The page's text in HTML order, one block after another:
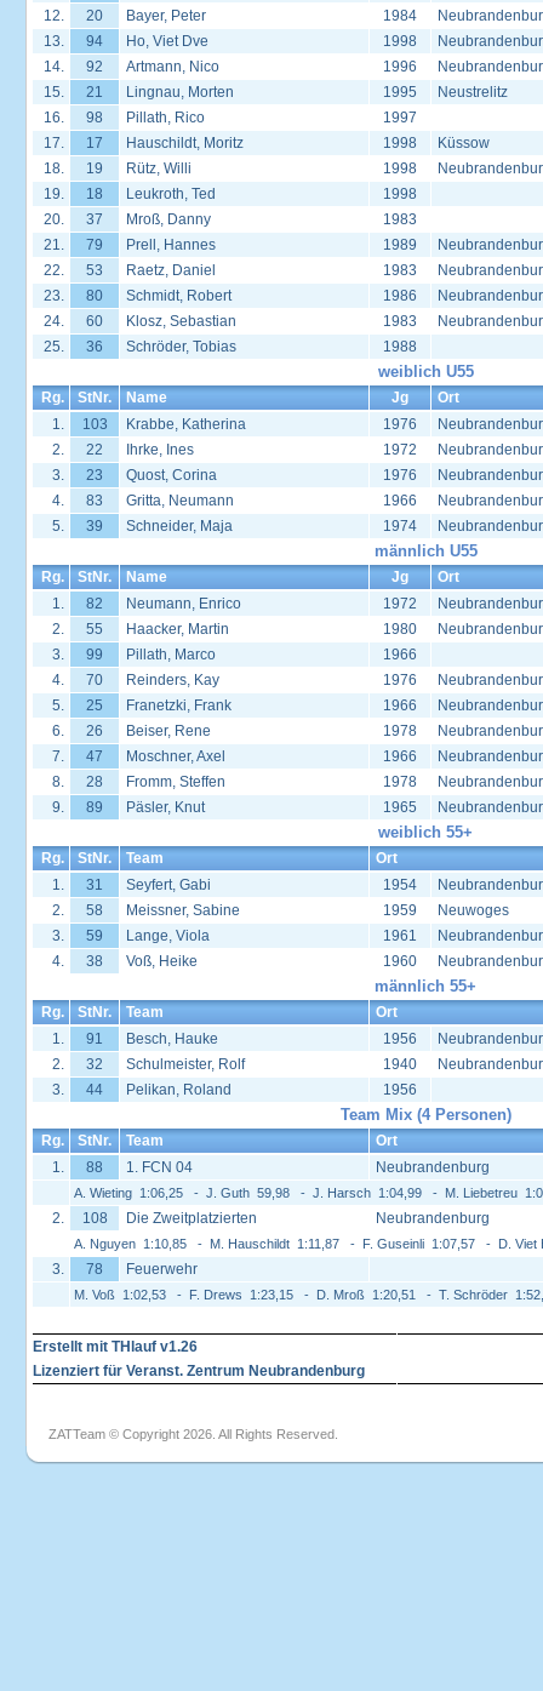
12.
20 Bayer, Peter 1984
13.
94 Ho, Viet Dve 1998
14.
92 Artmann, Nico 1996
15.
21 Lingnau, Morten 1995
Neustrelitz
16.
98 Pillath, Rico
1997
17.
17 Hauschildt, Moritz 1998
Küssow
18.
19 Rütz, Willi 1998
19.
18 Leukroth, Ted
1998
20.
37 Mroß, Danny
1983
21.
79 Prell, Hannes 1989
22.
53 Raetz, Daniel 1983
23.
80 Schmidt, Robert 1986
24.
60 Klosz, Sebastian 1983
25.
36 Schröder, Tobias 1988
weiblich U55
Rg. StNr. Name Jg
Ort
1.
103 Krabbe, Katherina 1976
2.
22 Ihrke, Ines 1972
3.
23 Quost, Corina 1976
4.
83 Gritta, Neumann 1966
5.
39 Schneider, Maja 1974
männlich U55
Rg. StNr. Name Jg
Ort
1.
82 Neumann, Enrico 1972
2.
55 Haacker, Martin 1980
3.
99 Pillath, Marco
1966
4.
70 Reinders, Kay 1976
5.
25 Franetzki, Frank 1966
6.
26 Beiser, Rene 1978
7.
47 Moschner, Axel 1966
8.
28 Fromm, Steffen 1978
9.
89 Päsler, Knut 1965
weiblich 55+
Rg. StNr. Team
Ort
1.
31 Seyfert, Gabi 1954
2.
58 Meissner, Sabine 1959
Neuwoges
3.
59 Lange, Viola 1961
4.
38 Voß, Heike 1960
männlich 55+
Rg. StNr. Team
Ort
1.
91 Besch, Hauke 1956
2.
32 Schulmeister, Rolf 1940
3.
44 Pelikan, Roland 1956
Team Mix (4 Personen)
Rg. StNr. Team
Ort
1.
88 1. FCN 04 Neubrandenburg
A. Wieting 1:06,25 - J. Guth 59,98 - J. Harsch 1:04,99 - M. Liebetreu
2. 108 Die Zweitplatzierten Neubrandenburg
A. Nguyen 1:10,85 - M. Hauschildt 1:11,87 - F. Guseinli 1:07,57 - D.
3. 78 Feuerwehr
M. Voß 1:02,53 - F. Drews 1:23,15 - D. Mroß 1:20,51 - T. Schröder
Erstellt mit THlauf v1.26
Lizenziert für Veranst. Zentrum Neubrandenburg
ZATTeam © Copyright 2026. All Rights Reserved.